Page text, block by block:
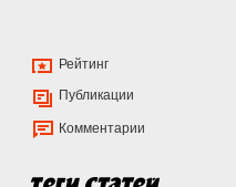
Рейтинг
Публикации
Комментарии